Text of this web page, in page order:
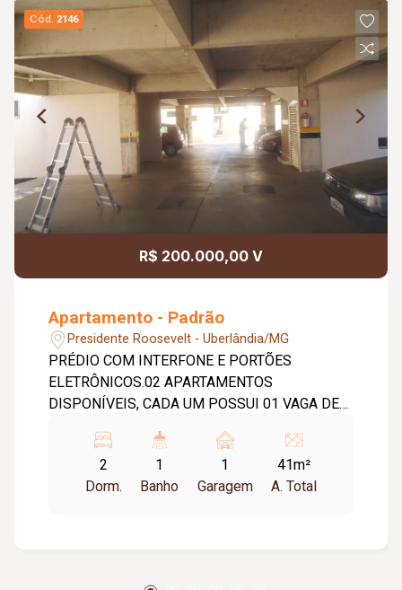
Cód. 2146
R$ 200.000,00 V
Apartamento - Padrão
Presidente Roosevelt - Uberlândia/MG
PRÉDIO COM INTERFONE E PORTÕES
ELETRÔNICOS.02 APARTAMENTOS
DISPONÍVEIS, CADA UM POSSUI 01 VAGA DE
QUARTOS, BANHEIRO SOCIAL, COZINHA COM
ÁREA DE SERVIÇO.PISO CERÂMICA.
2
Dorm.
1
Banho
1
Garagem
41m²
A. Total